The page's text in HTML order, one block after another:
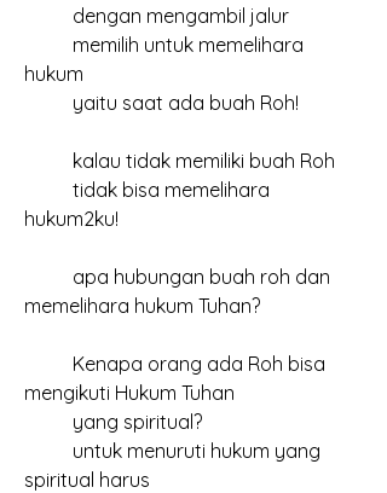
	dengan mengambil jalur
hukum
	yaitu saat ada buah Roh!
	kalau tidak memiliki buah Roh
hukum2ku!
memelihara hukum Tuhan?
mengikuti Hukum Tuhan
	yang spiritual?
spiritual harus